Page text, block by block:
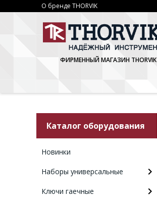
О бренде THORVIK
ФИРМЕННЫЙ МАГАЗИН THORVIK
Каталог оборудования
Новинки
Наборы универсальные
Ключи гаечные